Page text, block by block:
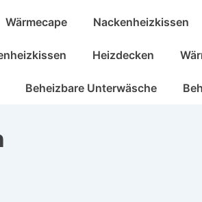
Wärmecape Nackenheizkissen
Heizdecken
Beheizbare Unterwäsche